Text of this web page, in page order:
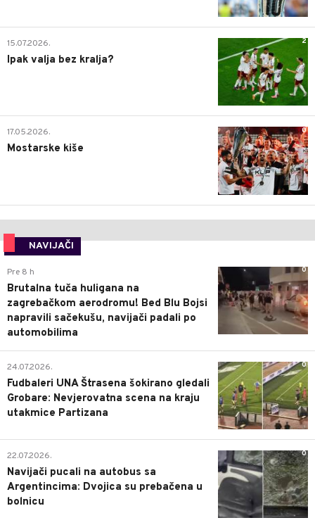
2
15.07.2026.
Ipak valja bez kralja?
0
17.05.2026.
Mostarske kiše
NAVIJAČI
0
Pre 8 h
Brutalna tuča huligana na
zagrebačkom aerodromu! Bed Blu Bojsi
napravili sačekušu, navijači padali po
automobilima
0
24.07.2026.
Fudbaleri UNA Štrasena šokirano gledali
Grobare: Nevjerovatna scena na kraju
utakmice Partizana
0
22.07.2026.
Navijači pucali na autobus sa
Argentincima: Dvojica su prebačena u
bolnicu